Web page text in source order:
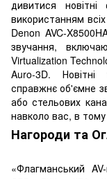
дивитися
використанням
Denon AVC-
звучання,
Virtualization
Auro-3D. Новітні
справжнє об'ємне
або стельових
навколо вас, в тому
Нагороди та
«Флагманський